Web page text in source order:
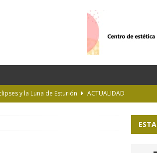
y la Luna de Esturión
ACTUALIDAD
PARA
en Geografía a su oferta académica para 2027